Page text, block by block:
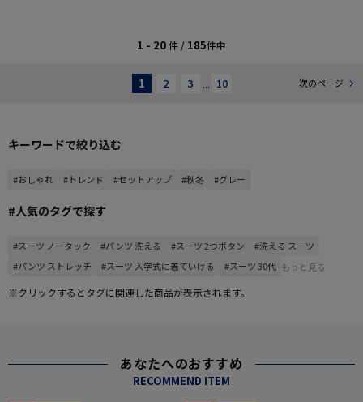
1 - 20件 / 185件中
1 2 3 ... 10 次のページ
キーワードで絞り込む
#おしゃれ #トレンド #セットアップ #秋冬 #グレー
#人気のタグで探す
#スーツ ノータック #パンツ 洗える #スーツ 2つボタン
#洗える スーツ
#パンツ ストレッチ
#スーツ 入学式に着ていける #スーツ 30代 もっと見る
※クリックするとタグに関連した商品が表示されます。
あなたへのおすすめ
RECOMMEND ITEM